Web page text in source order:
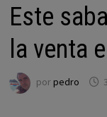
Este
la venta
porpedro